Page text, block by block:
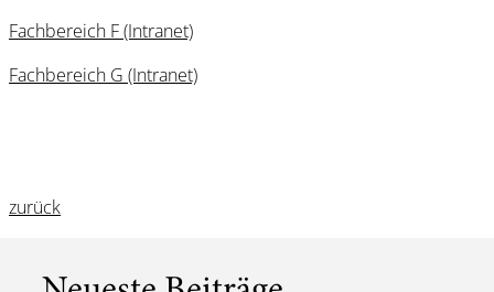
Fachbereich F (Intranet)
Fachbereich G (Intranet)
zurück